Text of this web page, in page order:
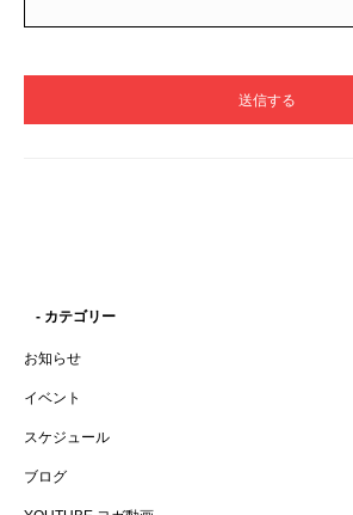
- カテゴリー
お知らせ
イベント
スケジュール
ブログ